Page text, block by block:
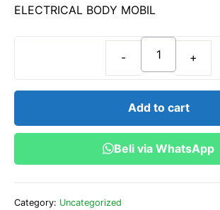
o
fELECTRICAL BODY MOBIL
ELECTRICAL
BODY
MOBIL
Add to cart
Beli via WhatsApp
Category: Uncategorized